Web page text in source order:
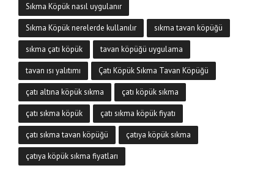
Sıkma Köpük nasıl uygulanır
Sıkma Köpük nerelerde kullanılır sıkma tavan köpüğü
sıkma çatı köpük tavan köpüğü uygulama
tavan ısı yalıtımı Çatı Köpük Sıkma Tavan Köpüğü
çatı altına köpük sıkma çatı köpük sıkma
çatı sıkma köpük çatı sıkma köpük fiyatı
çatı sıkma tavan köpüğü çatıya köpük sıkma
çatıya köpük sıkma fiyatları